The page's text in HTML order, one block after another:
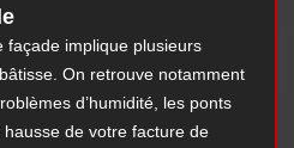
façade implique plusieurs
On retrouve notamment
d’humidité, les ponts
de votre facture de